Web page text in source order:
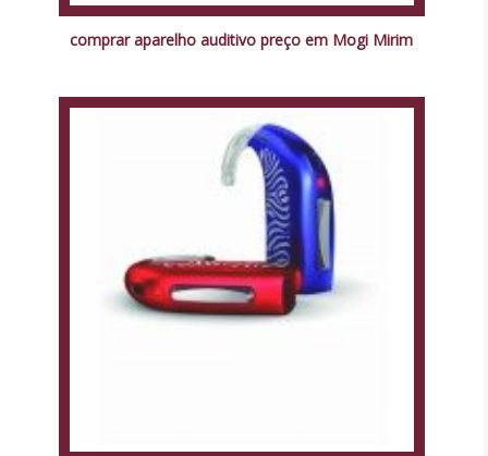
comprar aparelho auditivo preço em Mogi Mirim